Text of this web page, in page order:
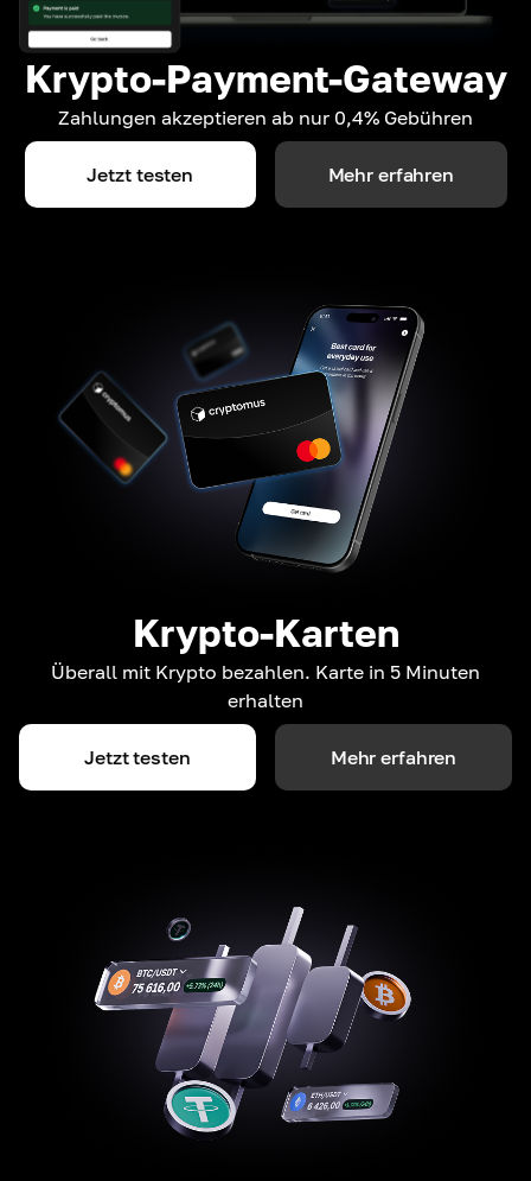
Krypto-Payment-Gateway
Zahlungen akzeptieren ab nur 0,4% Gebühren
Jetzt testen Mehr erfahren
Krypto-Karten
Überall mit Krypto bezahlen. Karte in 5 Minuten
erhalten
Jetzt testen Mehr erfahren